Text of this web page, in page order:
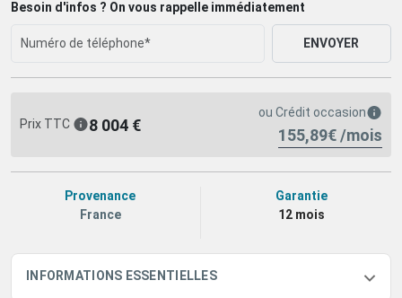
Besoin d'infos ? On vous rappelle immédiatement
ENVOYER
Prix TTC 8 004 €
ou Crédit occasion
155,89€ /mois
Provenance
France
Garantie
12 mois
INFORMATIONS ESSENTIELLES